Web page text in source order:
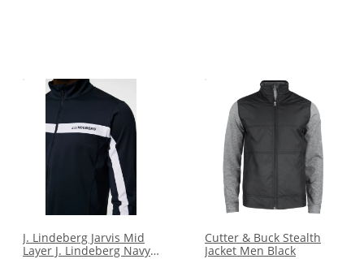
J. Lindeberg Jarvis Mid
Layer J. Lindeberg Navy
Cutter & Buck Stealth
Jacket Men Black